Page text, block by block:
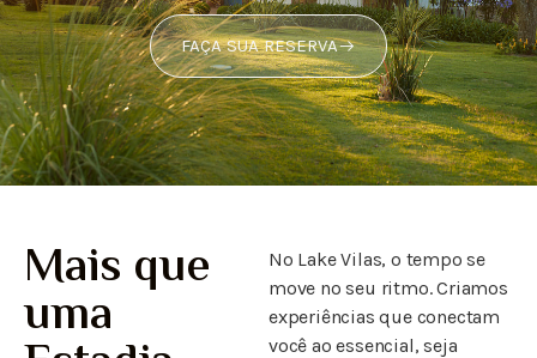
FAÇA SUA RESERVA
Mais que
uma
No Lake Vilas, o tempo se
move no seu ritmo. Criamos
experiências que conectam
você ao essencial, seja